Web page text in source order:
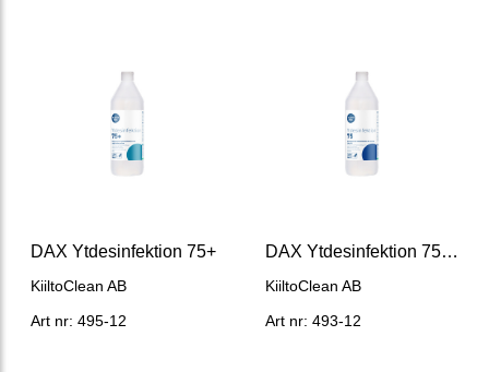
DAX Ytdesinfektion 75+
KiiltoClean AB
Art nr: 495-12
DAX Ytdesinfektion 75 1000mL
KiiltoClean AB
Art nr: 493-12